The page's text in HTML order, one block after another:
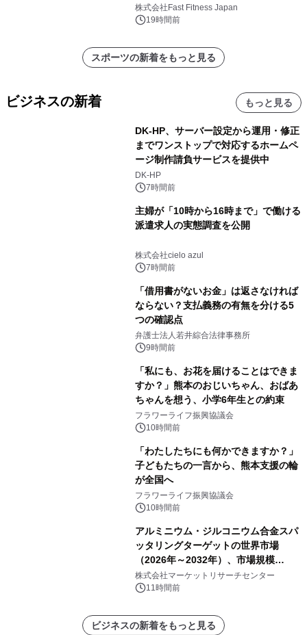
中無休のフィットネスジム＞
株式会社Fast Fitness Japan
19時間前
スポーツの新着をもっと見る
ビジネスの新着 もっと見る
DK-HP、サーバー設定から運用・修正
までワンストップで対応するホームペ
ージ制作請負サービスを提供中
DK-HP
7時間前
主婦が「10時から16時まで」で働ける
派遣求人の実態調査を公開
株式会社cielo azul
7時間前
「借用書がないお金」は返さなければ
ならない？支払義務の有無を分ける5
つの確認点
弁護士法人若井綜合法律事務所
9時間前
「私にも、お花を届けることはできま
すか？」熊本のおじいちゃん、おばあ
ちゃんを想う、小学6年生との約束
フラワーライフ振興協議会
10時間前
「わたしたちにも何かできますか？」
子どもたちの一言から、熊本支援の輪
が全国へ
フラワーライフ振興協議会
10時間前
アルミニウム・ジルコニウム合金スパ
ッタリングターゲットの世界市場
（2026年～2032年）、市場規模
（0.995、0.999、その他）・分析レポ
ートを発表
株式会社マーケットリサーチセンター
11時間前
ビジネスの新着をもっと見る